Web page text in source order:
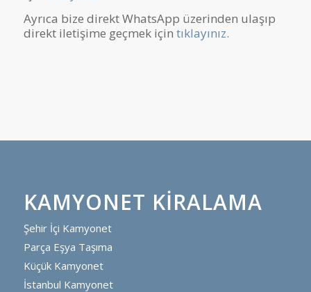
Ayrıca bize direkt WhatsApp üzerinden ulaşıp
direkt iletişime geçmek için tıklayınız.
KAMYONET KIRALAMA
Şehir İçi Kamyonet
Parça Eşya Taşıma
Küçük Kamyonet
İstanbul Kamyonet